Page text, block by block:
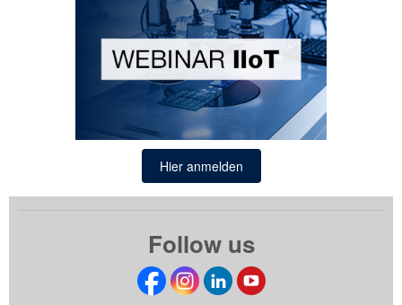
Hier anmelden
Follow us